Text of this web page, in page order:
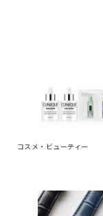
コスメ・ビューティー